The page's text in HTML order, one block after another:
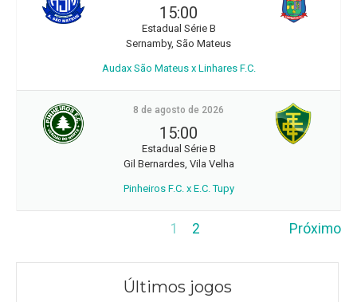
15:00
Estadual Série B
Sernamby, São Mateus
Audax São Mateus x Linhares F.C.
8 de agosto de 2026
15:00
Estadual Série B
Gil Bernardes, Vila Velha
Pinheiros F.C. x E.C. Tupy
1 2 Próximo
Últimos jogos